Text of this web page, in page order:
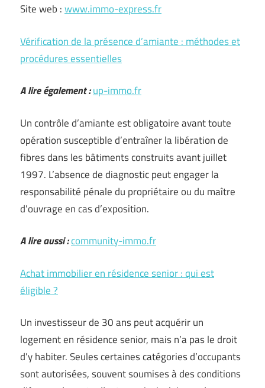
Site web :www.immo-express.fr
Vérification de la présence d’amiante : méthodes et
procédures essentielles
A lire également :up-immo.fr
Un contrôle d’amiante est obligatoire avant toute
opération susceptible d’entraîner la libération de
fibres dans les bâtiments construits avant juillet
1997. L’absence de diagnostic peut engager la
responsabilité pénale du propriétaire ou du maître
d’ouvrage en cas d’exposition.
A lire aussi :community-immo.fr
Achat immobilier en résidence senior : qui est
éligible ?
Un investisseur de 30 ans peut acquérir un
logement en résidence senior, mais n’a pas le droit
d’y habiter. Seules certaines catégories d’occupants
sont autorisées, souvent soumises à des conditions